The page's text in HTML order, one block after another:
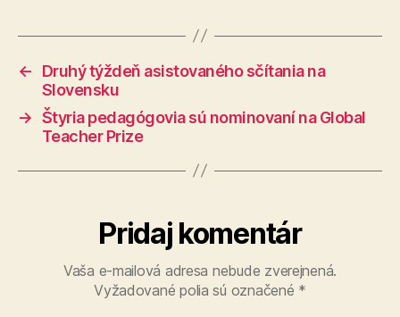
←
Druhý týždeň asistovaného sčítania na
Slovensku
→ Štyria pedagógovia sú nominovaní na Global
Teacher Prize
Pridaj komentár
Vaša e-mailová adresa nebude zverejnená.
Vyžadované polia sú označené *